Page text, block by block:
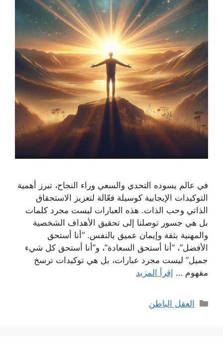
في عالم يسوده التحدي والسعي وراء النجاح، تبرز أهمية
التوكيدات الإيجابية كوسيلة فعّالة لتعزيز الاستحقاق
الذاتي وحب الذات. هذه العبارات ليست مجرد كلمات
بل هي جسور توصلنا إلى تحقيق الأهداف الشخصية
والمهنية بثقة وإيمان عميق بالنفس. “أنا أستحق
الأفضل”، “أنا أستحق السعادة”، و”أنا أستحق كل شيء
جميل” ليست مجرد عبارات، بل هي توكيدات ترسخ
مفهوم … إقرأ المزيد
التصنيفات
العقل الباطن